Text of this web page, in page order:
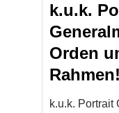
k.u.k.
Orden
k.u.k. Portrait